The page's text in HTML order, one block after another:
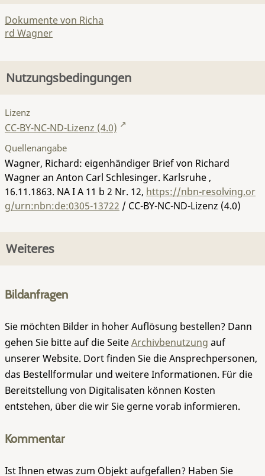
Dokumente von Richa
rd Wagner
Nutzungsbedingungen
Lizenz
CC-BY-NC-ND-Lizenz (4.0)
Quellenangabe
Wagner, Richard: eigenhändiger Brief von Richard
Wagner an Anton Carl Schlesinger. Karlsruhe ,
16.11.1863. NA I A 11 b 2 Nr. 12, https://nbn-resolving.or
g/urn:nbn:de:0305-13722 / CC-BY-NC-ND-Lizenz (4.0)
Weiteres
Bildanfragen
Sie möchten Bilder in hoher Auflösung bestellen? Dann
gehen Sie bitte auf die SeiteArchivbenutzung auf
unserer Website. Dort finden Sie die Ansprechpersonen,
das Bestellformular und weitere Informationen. Für die
Bereitstellung von Digitalisaten können Kosten
entstehen, über die wir Sie gerne vorab informieren.
Kommentar
Ist Ihnen etwas zum Objekt aufgefallen? Haben Sie